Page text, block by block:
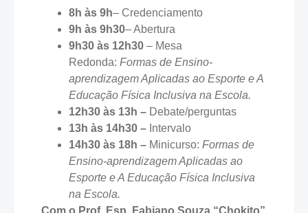
8h às 9h– Credenciamento
9h às 9h30– Abertura
9h30 às 12h30 – Mesa
Redonda: Formas de Ensino-
aprendizagem Aplicadas ao Esporte e A
Educação Física Inclusiva na Escola.
12h30 às 13h – Debate/perguntas
13h às 14h30 – Intervalo
14h30 às 18h – Minicurso: Formas de
Ensino-aprendizagem Aplicadas ao
Esporte e A Educação Física Inclusiva
na Escola.
Com o Prof. Esp. Fabiano Souza “Chokito”